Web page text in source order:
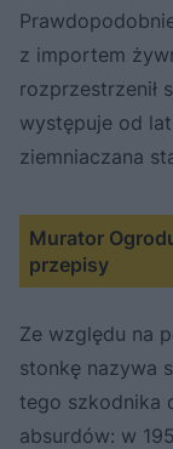
z importem
rozprzestrzenił
występuje od
ziemniaczana
Murator
przepisy
Ze względu na
stonkę nazywa
tego szkodnika
absurdów: w